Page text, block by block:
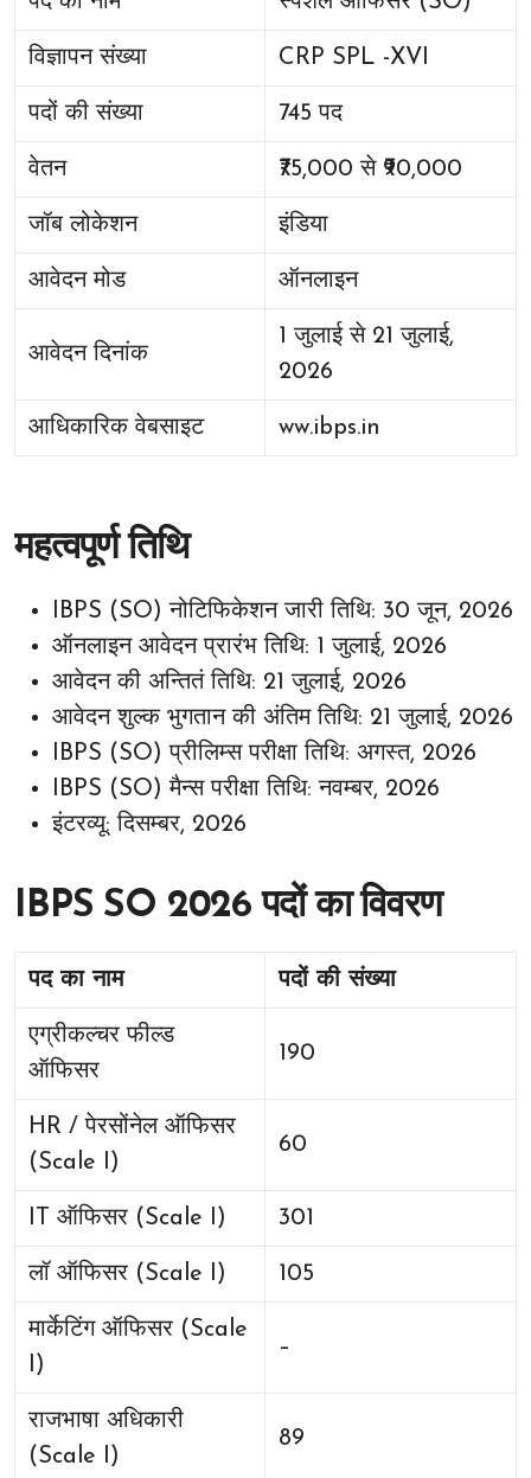
विज्ञापन संख्या CRP SPL -XVI
पदों की संख्या 745 पद
वेतन ₹75,000 से ₹90,000
जॉब लोकेशन इंडिया
आवेदन मोड ऑनलाइन
आवेदन दिनांक
1 जुलाई से 21 जुलाई,
2026
आधिकारिक वेबसाइट ww.ibps.in
महत्वपूर्ण तिथि
IBPS (SO) नोटिफिकेशन जारी तिथि: 30 जून, 2026
ऑनलाइन आवेदन प्रारंभ तिथि: 1 जुलाई, 2026
आवेदन की अन्तितं तिथि: 21 जुलाई, 2026
आवेदन शुल्क भुगतान की अंतिम तिथि: 21 जुलाई, 2026
IBPS (SO) प्रीलिम्स परीक्षा तिथि: अगस्त, 2026
IBPS (SO) मैन्स परीक्षा तिथि: नवम्बर, 2026
इंटरव्यू: दिसम्बर, 2026
IBPS SO 2026 पदों का विवरण
पद का नाम पदों की संख्या
एग्रीकल्चर फील्ड
ऑफिसर
190
HR / पेरसोंनेल ऑफिसर
(Scale I)
60
IT ऑफिसर (Scale I) 301
लॉ ऑफिसर (Scale I) 105
मार्केटिंग ऑफिसर (Scale
I)
–
राजभाषा अधिकारी
(Scale I)
89